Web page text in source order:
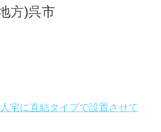
方)呉市
宅に直結タイプで設置させて